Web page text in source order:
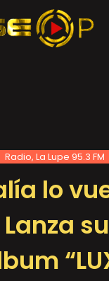
Radio, La Lupe 95.3 FM
lo